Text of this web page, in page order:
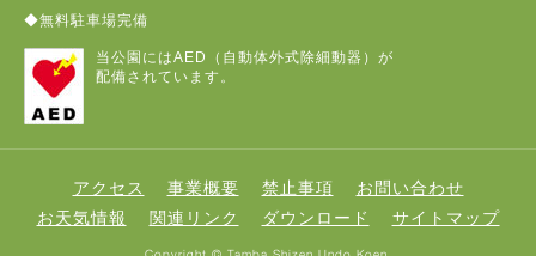
◆無料駐車場完備
当公園にはAED（自動体外式除細動器）が
配備されています。
アクセス 事業概要 禁止事項
お問い合わせ
お天気情報
関連リンク ダウンロード サイトマップ